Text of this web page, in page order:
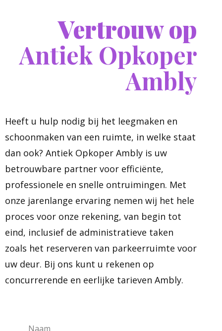
Vertrouw op
Antiek Opkoper
Ambly
Heeft u hulp nodig bij het leegmaken en
schoonmaken van een ruimte, in welke staat
dan ook? Antiek Opkoper Ambly is uw
betrouwbare partner voor efficiënte,
professionele en snelle ontruimingen. Met
onze jarenlange ervaring nemen wij het hele
proces voor onze rekening, van begin tot
eind, inclusief de administratieve taken
zoals het reserveren van parkeerruimte voor
uw deur. Bij ons kunt u rekenen op
concurrerende en eerlijke tarieven Ambly.